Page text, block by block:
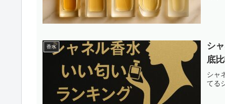
香水
シ
底
シャ
てる